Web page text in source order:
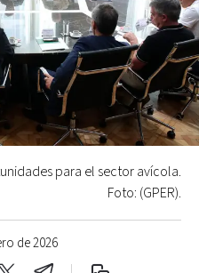
de 2026
para el sector avícola.
Foto: (GPER).